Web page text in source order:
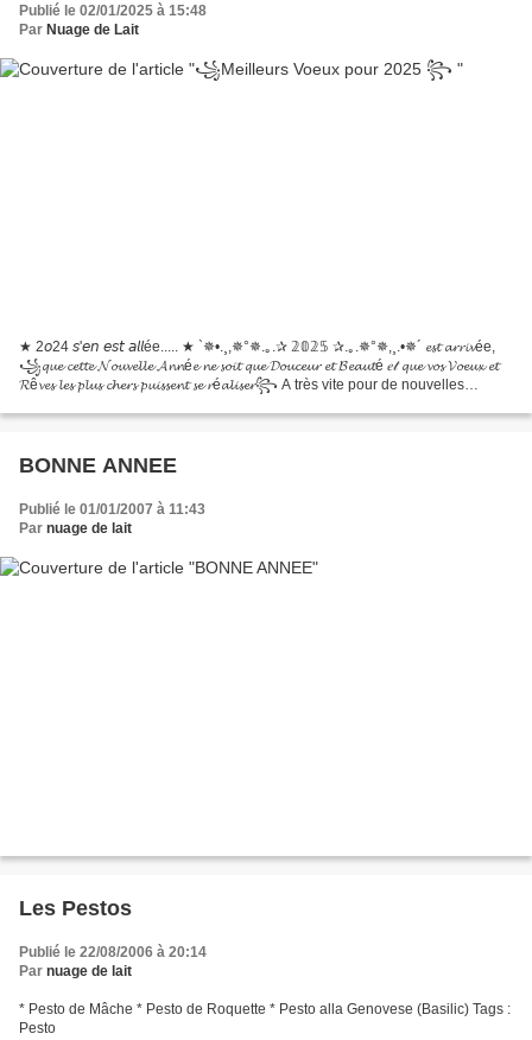
Publié le 02/01/2025 à 15:48
Par Nuage de Lait
★ 2𝘰24 𝘴'𝘦𝘯 𝘦𝘴𝘵 𝘢𝘭𝘭ée..... ★ `✵•.¸,✵°✵.｡.✰ 𝟚𝟘𝟚𝟝 ✰.｡.✵°✵,¸.•✵´ 𝓮𝓼𝓽 𝓪𝓻𝓻𝓲𝓿ée,
꧁𝓺𝓾𝓮 𝓬𝓮𝓽𝓽𝓮 𝓝𝓸𝓾𝓿𝓮𝓵𝓵𝓮 𝓐𝓷𝓷é𝓮 𝓷𝓮 𝓼𝓸𝓲𝓽 𝓺𝓾𝓮 𝓓𝓸𝓾𝓬𝓮𝓾𝓻 𝓮𝓽 𝓑𝓮𝓪𝓾𝓽é 𝑒𝓉 𝓺𝓾𝓮 𝓿𝓸𝓼 𝓥𝓸𝓮𝓾𝔁 𝓮𝓽
𝓡ê𝓿𝓮𝓼 𝓵𝓮𝓼 𝓹𝓵𝓾𝓼 𝓬𝓱𝓮𝓻𝓼 𝓹𝓾𝓲𝓼𝓼𝓮𝓷𝓽 𝓼𝓮 𝓻é𝓪𝓵𝓲𝓼𝓮𝓻꧂ A très vite pour de nouvelles
BONNE ANNEE
Publié le 01/01/2007 à 11:43
Par nuage de lait
Les Pestos
Publié le 22/08/2006 à 20:14
Par nuage de lait
* Pesto de Mâche * Pesto de Roquette * Pesto alla Genovese (Basilic) Tags :
Pesto